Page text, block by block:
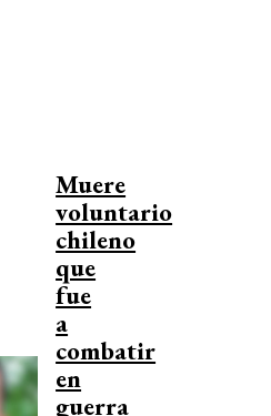
Muere
voluntario
chileno
que
fue
a
combatir
en
guerra